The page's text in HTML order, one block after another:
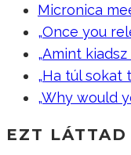
Micronica
„Once you
„Amint
„Ha túl sokat
„Why would
EZT LÁTTAD